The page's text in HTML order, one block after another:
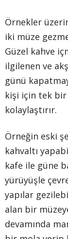
Örnekler
iki müze
Güzel kahve
ilgilenen ve
günü
kişi için tek
kolaylaştırır.
Örneğin eski
kahvaltı
kafe ile güne
yürüyüşle
yapılar
alan bir
devamında